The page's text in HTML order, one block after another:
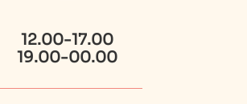
12.00-17.00
19.00-00.00